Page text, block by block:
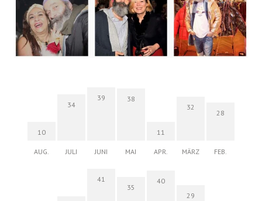
10
AUG.
34
JULI
39
JUNI
38
MAI
11
APR.
32
MÄRZ
28
FEB.
41
35
40
29